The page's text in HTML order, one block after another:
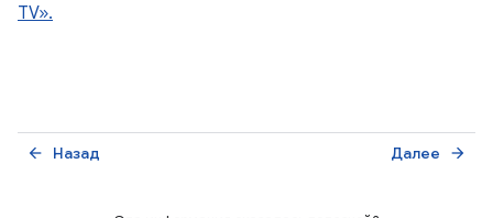
TV».
Назад
arrow_back Далее arrow_forward